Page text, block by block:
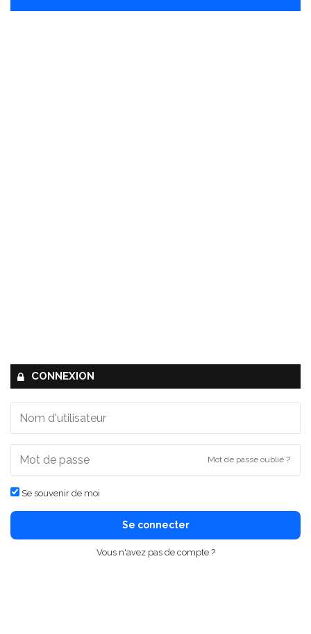
CONNEXION
Mot de passe oublié ?
Se souvenir de moi
Se connecter
Vous n'avez pas de compte ?